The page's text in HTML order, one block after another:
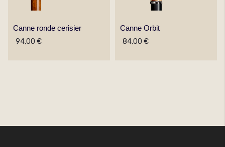
Canne ronde cerisier
94,00 €
Canne Orbit
84,00 €